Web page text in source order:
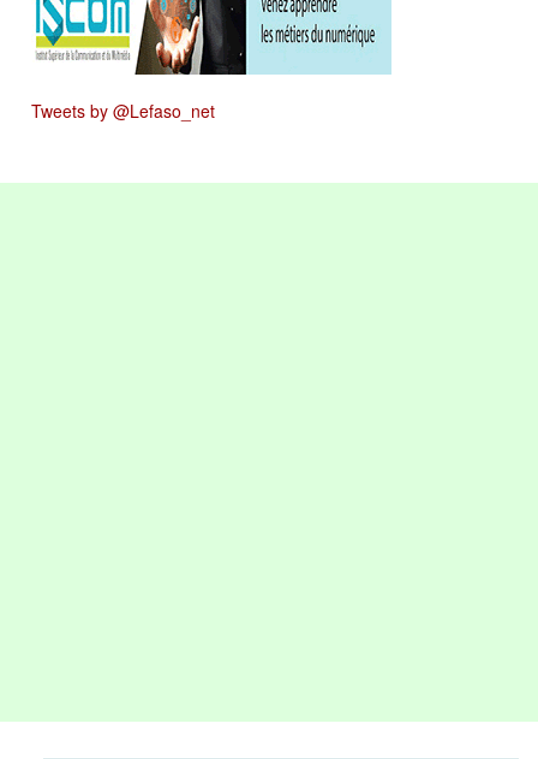
Tweets by @Lefaso_net